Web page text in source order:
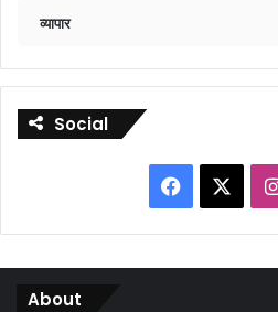
व्यापार
Social
Facebook
About